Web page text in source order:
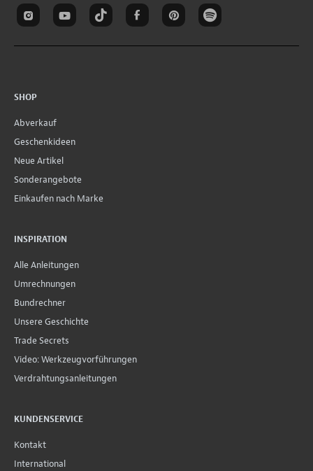
SHOP
Abverkauf
Geschenkideen
Neue Artikel
Sonderangebote
Einkaufen nach Marke
INSPIRATION
Alle Anleitungen
Umrechnungen
Bundrechner
Unsere Geschichte
Trade Secrets
Video: Werkzeugvorführungen
Verdrahtungsanleitungen
KUNDENSERVICE
Kontakt
International